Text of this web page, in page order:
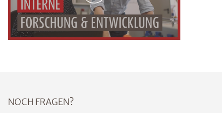
NOCH FRAGEN?